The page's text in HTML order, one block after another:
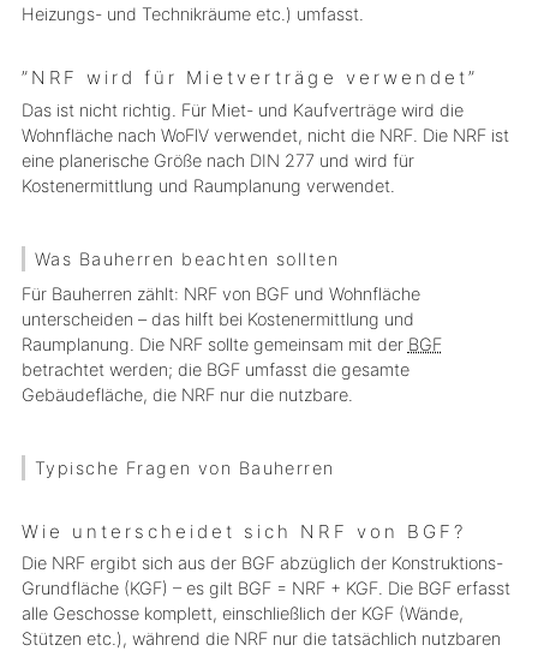
Heizungs- und Technikräume etc.) umfasst.
”NRF wird für Mietverträge verwendet”
Das ist nicht richtig. Für Miet- und Kaufverträge wird die
Wohnfläche nach WoFlV verwendet, nicht die NRF. Die NRF ist
eine planerische Größe nach DIN 277 und wird für
Kostenermittlung und Raumplanung verwendet.
Was Bauherren beachten sollten
Für Bauherren zählt: NRF von BGF und Wohnfläche
unterscheiden – das hilft bei Kostenermittlung und
Raumplanung. Die NRF sollte gemeinsam mit der BGF
betrachtet werden; die BGF umfasst die gesamte
Gebäudefläche, die NRF nur die nutzbare.
Typische Fragen von Bauherren
Wie unterscheidet sich NRF von BGF?
Die NRF ergibt sich aus der BGF abzüglich der Konstruktions-
Grundfläche (KGF) – es gilt BGF = NRF + KGF. Die BGF erfasst
alle Geschosse komplett, einschließlich der KGF (Wände,
Stützen etc.), während die NRF nur die tatsächlich nutzbaren